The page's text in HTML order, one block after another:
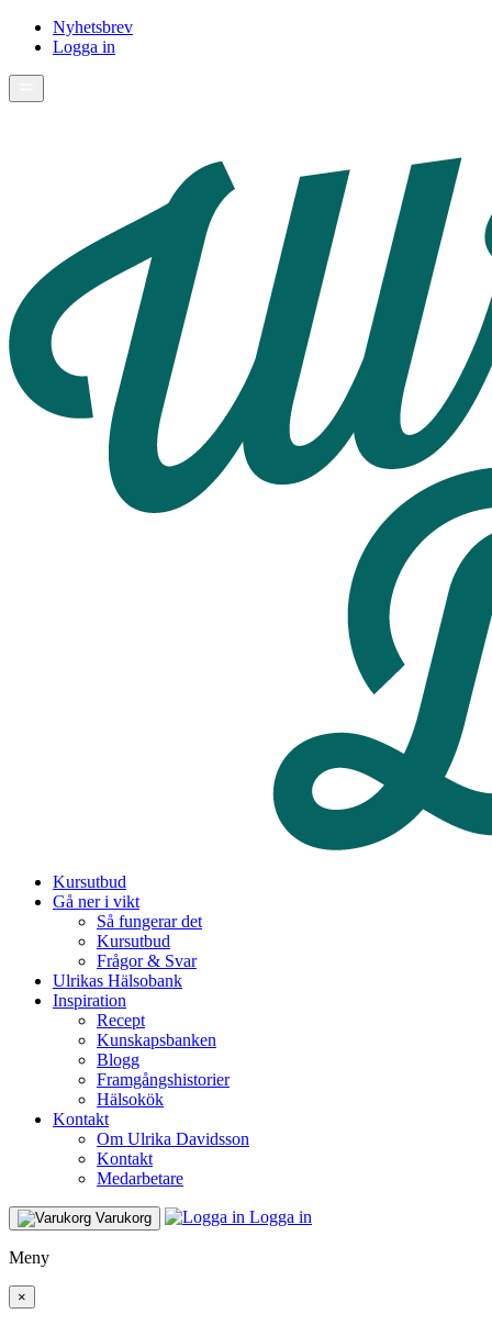
Nyhetsbrev
Logga in
Kursutbud
Gå ner i vikt
Så fungerar det
Kursutbud
Frågor & Svar
Ulrikas Hälsobank
Inspiration
Recept
Kunskapsbanken
Blogg
Framgångshistorier
Hälsokök
Kontakt
Om Ulrika Davidsson
Kontakt
Medarbetare
Varukorg Logga in
Meny
×